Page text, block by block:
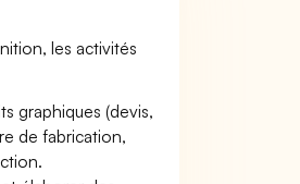
les activités
graphiques (devis,
de fabrication,